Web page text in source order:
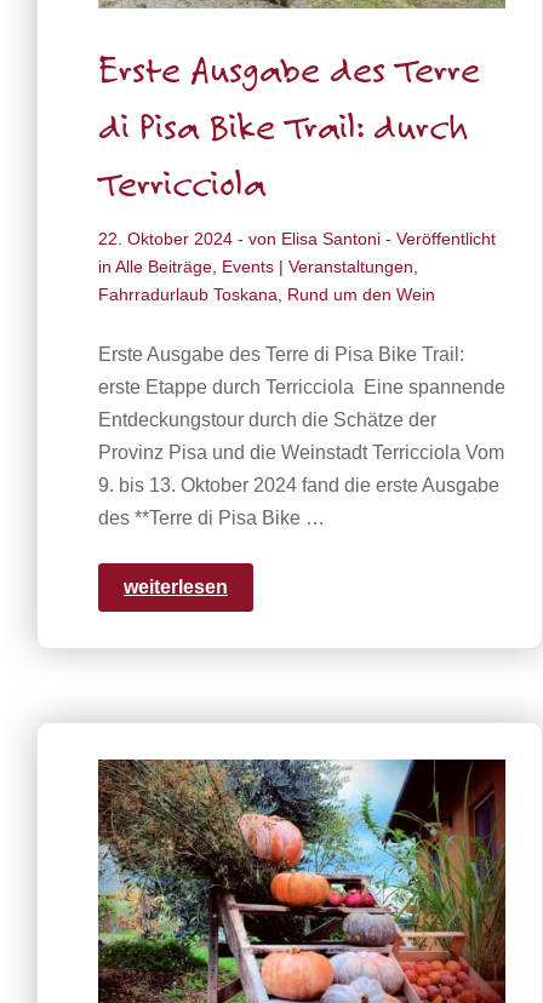
Erste Ausgabe des Terre
di Pisa Bike Trail: durch
Terricciola
22. Oktober 2024 - von Elisa Santoni - Veröffentlicht
in Alle Beiträge, Events | Veranstaltungen,
Fahrradurlaub Toskana, Rund um den Wein
Erste Ausgabe des Terre di Pisa Bike Trail:
erste Etappe durch Terricciola Eine spannende
Entdeckungstour durch die Schätze der
Provinz Pisa und die Weinstadt Terricciola Vom
9. bis 13. Oktober 2024 fand die erste Ausgabe
des **Terre di Pisa Bike …
weiterlesen